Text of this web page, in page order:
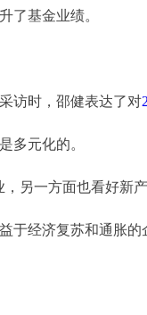
了基金业绩。
访时，邵健表达了对
元化的。
一方面也看好新产
经济复苏和通胀的